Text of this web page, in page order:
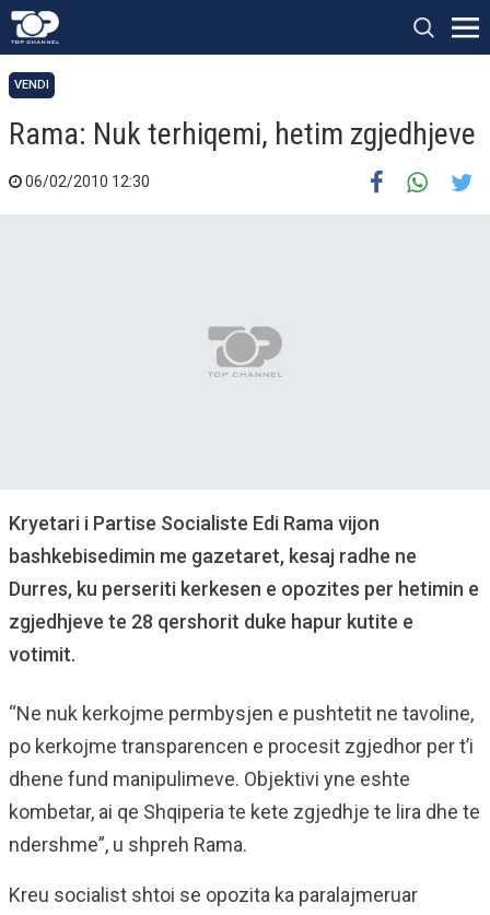
VENDI
Rama: Nuk terhiqemi, hetim zgjedhjeve
06/02/2010 12:30
Kryetari i Partise Socialiste Edi Rama vijon
bashkebisedimin me gazetaret, kesaj radhe ne
Durres, ku perseriti kerkesen e opozites per hetimin e
zgjedhjeve te 28 qershorit duke hapur kutite e
votimit.
“Ne nuk kerkojme permbysjen e pushtetit ne tavoline,
po kerkojme transparencen e procesit zgjedhor per t’i
dhene fund manipulimeve. Objektivi yne eshte
kombetar, ai qe Shqiperia te kete zgjedhje te lira dhe te
ndershme”, u shpreh Rama.
Kreu socialist shtoi se opozita ka paralajmeruar